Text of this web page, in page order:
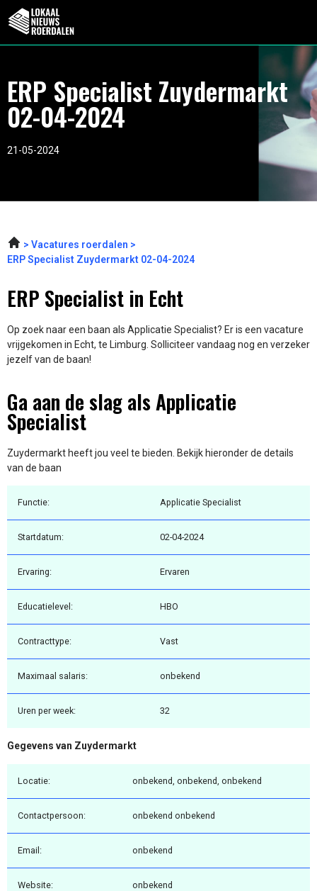
ERP Specialist Zuydermarkt
02-04-2024
21-05-2024
Vacatures roerdalen
ERP Specialist Zuydermarkt 02-04-2024
ERP Specialist in Echt
Op zoek naar een baan als Applicatie Specialist? Er is een vacature
vrijgekomen in Echt, te Limburg. Solliciteer vandaag nog en verzeker
jezelf van de baan!
Ga aan de slag als Applicatie
Specialist
Zuydermarkt heeft jou veel te bieden. Bekijk hieronder de details
van de baan
Functie: Applicatie Specialist
Startdatum: 02-04-2024
Ervaring: Ervaren
Educatielevel: HBO
Contracttype: Vast
Maximaal salaris: onbekend
Uren per week: 32
Gegevens van Zuydermarkt
Locatie: onbekend, onbekend, onbekend
Contactpersoon: onbekend onbekend
Email: onbekend
Website: onbekend